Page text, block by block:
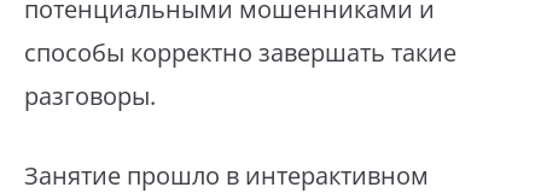
потенциальными мошенниками и
способы корректно завершать такие
разговоры.
Занятие прошло в интерактивном